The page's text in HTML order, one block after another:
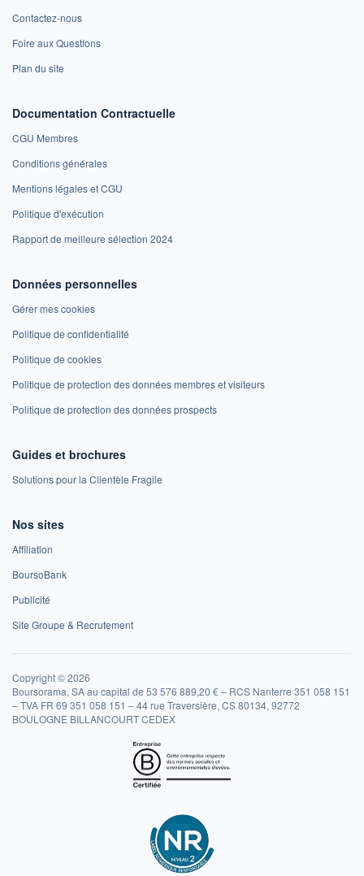
Contactez-nous
Foire aux Questions
Plan du site
Documentation Contractuelle
CGU Membres
Conditions générales
Mentions légales et CGU
Politique d'exécution
Rapport de meilleure sélection 2024
Données personnelles
Gérer mes cookies
Politique de confidentialité
Politique de cookies
Politique de protection des données membres et visiteurs
Politique de protection des données prospects
Guides et brochures
Solutions pour la Clientèle Fragile
Nos sites
Affiliation
BoursoBank
Publicité
Site Groupe & Recrutement
Copyright © 2026
Boursorama, SA au capital de 53 576 889,20 € – RCS Nanterre 351 058 151
– TVA FR 69 351 058 151 – 44 rue Traversière, CS 80134, 92772
BOULOGNE BILLANCOURT CEDEX